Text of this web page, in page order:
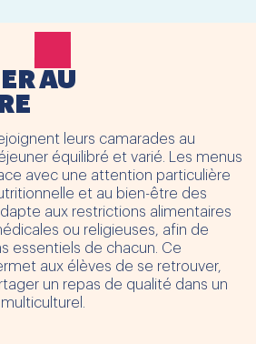
AU
leurs camarades au
équilibré et varié. Les menus
avec une attention particulière
et au bien-être des
aux restrictions alimentaires
ou religieuses, afin de
essentiels de chacun. Ce
aux élèves de se retrouver,
un repas de qualité dans un